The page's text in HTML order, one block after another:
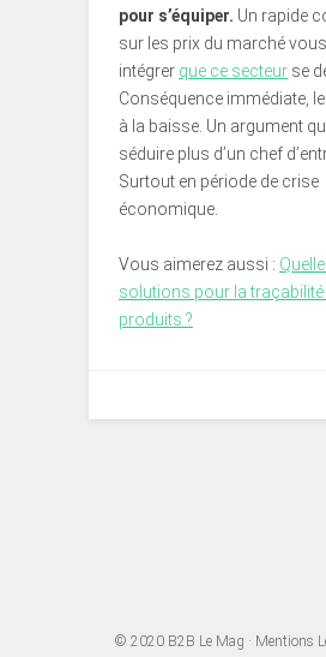
pour s’équiper. Un rapide
sur les prix du marché
intégrer que ce secteur se
Conséquence immédiate,
à la baisse. Un argument
séduire plus d’un chef
Surtout en période de crise
économique.
Vous aimerez aussi :
solutions pour la traçabilité
produits ?
© 2020 B2B Le Mag · Mentions